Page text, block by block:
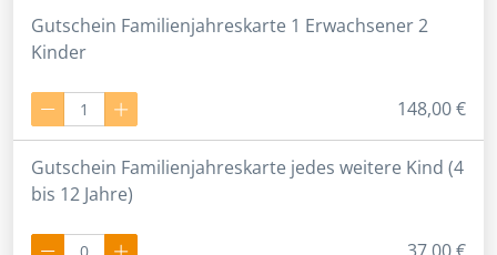
Gutschein Familienjahreskarte 1 Erwachsener 2
Kinder
148,00 €
Gutschein Familienjahreskarte jedes weitere Kind (4
bis 12 Jahre)